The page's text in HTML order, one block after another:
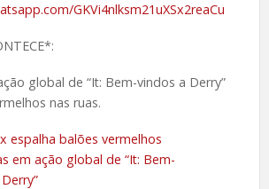
GKVi4nlksm21uXSx2reaCu
global de “It: Bem-vindos a Derry”
nas ruas.
espalha balões vermelhos
em ação global de “It: Bem-